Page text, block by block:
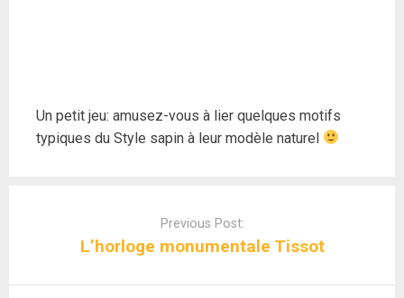
Un petit jeu: amusez-vous à lier quelques motifs
typiques du Style sapin à leur modèle naturel
Previous Post:
L’horloge monumentale Tissot